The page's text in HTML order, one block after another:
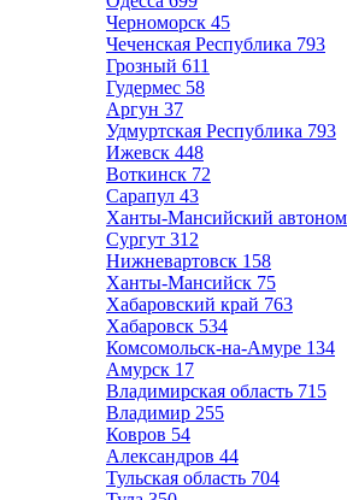
Черноморск 45
Чеченская Республика 793
Грозный 611
Гудермес 58
Аргун 37
Удмуртская Республика 793
Ижевск 448
Воткинск 72
Сарапул 43
Ханты-Мансийский
Сургут 312
Нижневартовск 158
Ханты-Мансийск 75
Хабаровский край 763
Хабаровск 534
Комсомольск-на-Амуре 134
Амурск 17
Владимирская область 715
Владимир 255
Ковров 54
Александров 44
Тульская область 704